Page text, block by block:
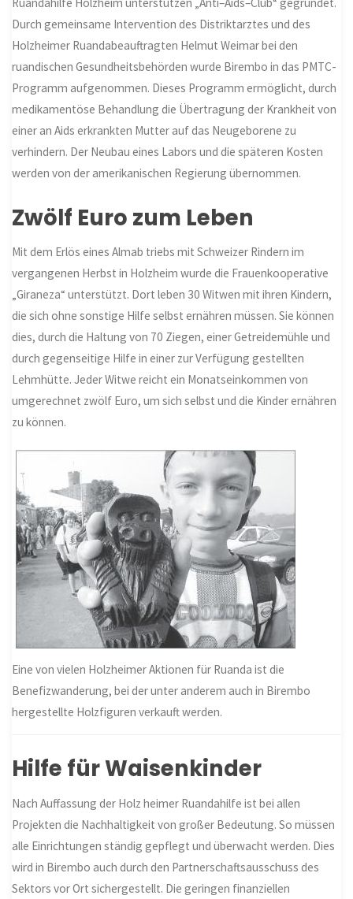
Durch gemeinsame Intervention des Distriktarztes und des
Holzheimer Ruandabeauftragten Helmut Weimar bei den
ruandischen Gesundheitsbehörden wurde Birembo in das PMTC-
Programm aufgenommen. Dieses Programm ermöglicht, durch
medikamentöse Behandlung die Übertragung der Krankheit von
einer an Aids erkrankten Mutter auf das Neugeborene zu
verhindern. Der Neubau eines Labors und die späteren Kosten
werden von der amerikanischen Regierung übernommen.
Zwölf Euro zum Leben
Mit dem Erlös eines Almab triebs mit Schweizer Rindern im
vergangenen Herbst in Holzheim wurde die Frauenkooperative
„Giraneza“ unterstützt. Dort leben 30 Witwen mit ihren Kindern,
die sich ohne sonstige Hilfe selbst ernähren müssen. Sie können
dies, durch die Haltung von 70 Ziegen, einer Getreidemühle und
durch gegenseitige Hilfe in einer zur Verfügung gestellten
Lehmhütte. Jeder Witwe reicht ein Monatseinkommen von
umgerechnet zwölf Euro, um sich selbst und die Kinder ernähren
zu können.
Eine von vielen Holzheimer Aktionen für Ruanda ist die
Benefizwanderung, bei der unter anderem auch in Birembo
hergestellte Holzfiguren verkauft werden.
Hilfe für Waisenkinder
Nach Auffassung der Holz heimer Ruandahilfe ist bei allen
Projekten die Nachhaltigkeit von großer Bedeutung. So müssen
alle Einrichtungen ständig gepflegt und überwacht werden. Dies
wird in Birembo auch durch den Partnerschaftsausschuss des
Sektors vor Ort sichergestellt. Die geringen finanziellen